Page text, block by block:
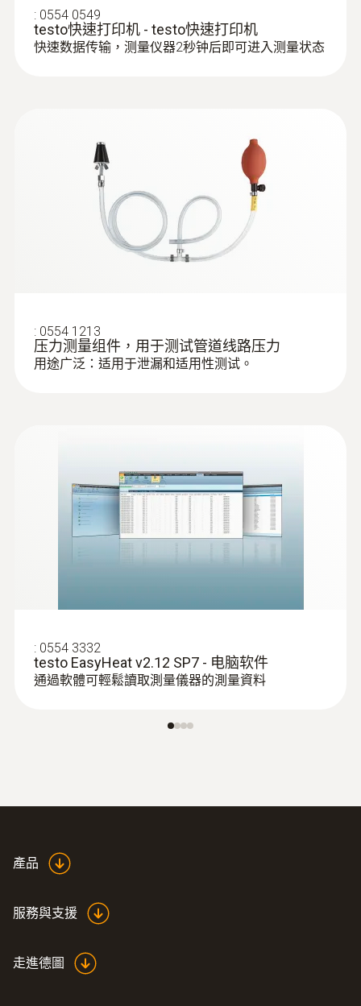
: 0554 0549
testo快速打印机 - testo快速打印机
快速数据传输，测量仪器2秒钟后即可进入测量状态
: 0554 1213
压力测量组件，用于测试管道线路压力
用途广泛：适用于泄漏和适用性测试。
: 0554 3332
testo EasyHeat v2.12 SP7 - 电脑软件
通過軟體可輕鬆讀取測量儀器的測量資料
產品
服務與支援
走進德圖